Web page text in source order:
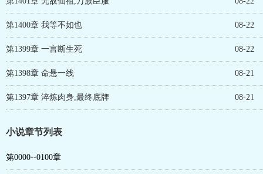
第1400章 我等不如也 08-22
第1399章 一言断生死 08-22
第1398章 命悬一线 08-21
第1397章 淬炼肉身,最终底牌 08-21
小说章节列表
第0000--0100章